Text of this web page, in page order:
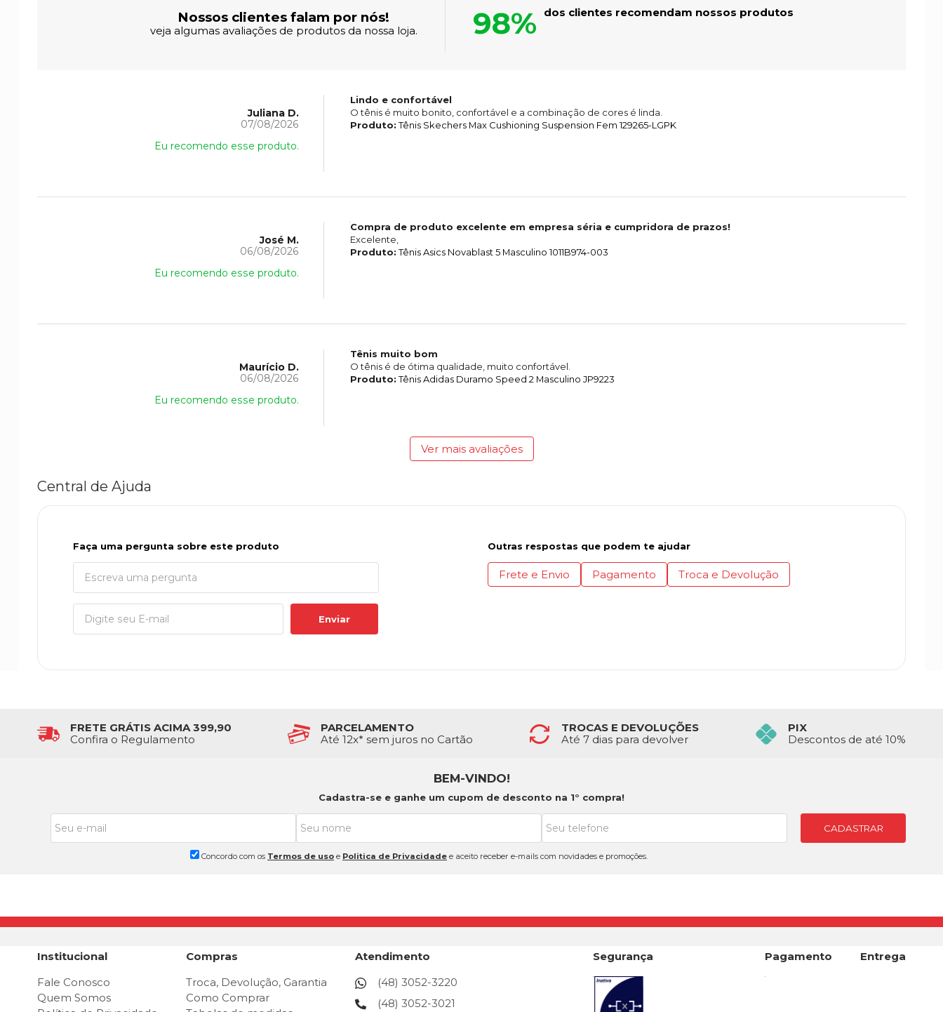
Nossos clientes falam por nós!
veja algumas avaliações de produtos da nossa loja. 98% dos clientes recomendam nossos produtos
Juliana D.
07/08/2026
Eu recomendo esse produto.
Lindo e confortável
O tênis é muito bonito, confortável e a combinação de cores é linda.
Produto:Tênis Skechers Max Cushioning Suspension Fem 129265-LGPK
José M.
06/08/2026
Eu recomendo esse produto.
Compra de produto excelente em empresa séria e cumpridora de prazos!
Excelente,
Produto:Tênis Asics Novablast 5 Masculino 1011B974-003
Maurício D.
06/08/2026
Eu recomendo esse produto.
Tênis muito bom
O tênis é de ótima qualidade, muito confortável.
Produto:Tênis Adidas Duramo Speed 2 Masculino JP9223
Ver mais avaliações
Central de Ajuda
Faça uma pergunta sobre este produto
Enviar
Outras respostas que podem te ajudar
Frete e Envio Pagamento Troca e Devolução
FRETE GRÁTIS ACIMA 399,90
Confira o Regulamento
PARCELAMENTO
Até 12x* sem juros no Cartão
TROCAS E DEVOLUÇÕES
Até 7 dias para devolver
PIX
Descontos de até 10%
BEM-VINDO!
Cadastra-se e ganhe um cupom de desconto na 1° compra!
Concordo com os Termos de uso e Politica de Privacidade e aceito receber e-mails com novidades e promoções.
CADASTRAR
Institucional
Fale Conosco
Quem Somos
Compras
Troca, Devolução, Garantia
Como Comprar
Atendimento
(48) 3052-3220
(48) 3052-3021
Segurança Pagamento Entrega